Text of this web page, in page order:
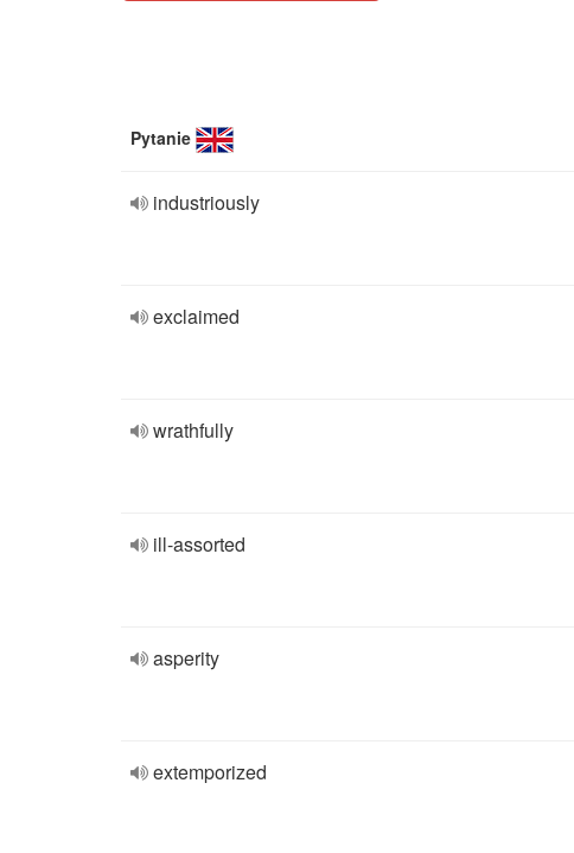
Pytanie
industriously
exclaimed
wrathfully
ill-assorted
asperity
extemporized